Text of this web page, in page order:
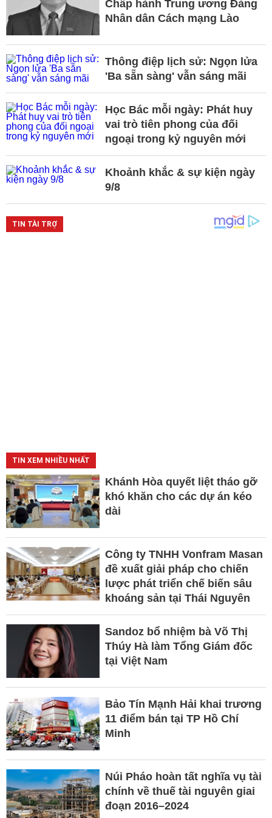
Chấp hành Trung ương Đảng
Nhân dân Cách mạng Lào
Thông điệp lịch sử: Ngọn lửa
'Ba sẵn sàng' vẫn sáng mãi
Học Bác mỗi ngày: Phát huy
vai trò tiên phong của đối
ngoại trong kỷ nguyên mới
Khoảnh khắc & sự kiện ngày
9/8
TIN XEM NHIỀU NHẤT
Khánh Hòa quyết liệt tháo gỡ
khó khăn cho các dự án kéo
dài
Công ty TNHH Vonfram Masan
đề xuất giải pháp cho chiến
lược phát triển chế biến sâu
khoáng sản tại Thái Nguyên
Sandoz bổ nhiệm bà Võ Thị
Thúy Hà làm Tổng Giám đốc
tại Việt Nam
Bảo Tín Mạnh Hải khai trương
11 điểm bán tại TP Hồ Chí
Minh
Núi Pháo hoàn tất nghĩa vụ tài
chính về thuế tài nguyên giai
đoạn 2016–2024